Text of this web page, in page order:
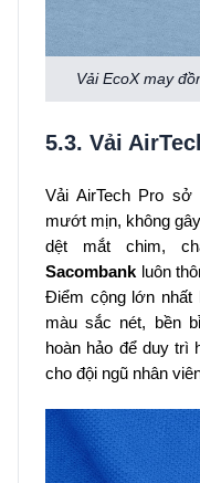
Vải EcoX may
5.3. Vải
Vải AirTech Pro
mướt mịn, không
dệt mắt chim,
Sacombank luôn
Điểm cộng lớn nhất
màu sắc nét, bền
hoàn hảo để duy trì
cho đội ngũ nhân